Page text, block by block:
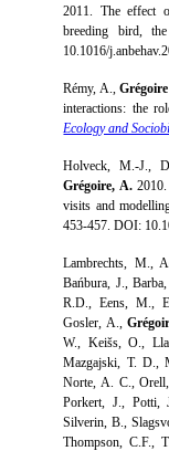
2011. The effect
breeding bird,
10.1016/
Rémy, A.,
interactions: the
Ecology and
Holveck, M.-J.,
Grégoire, A.2010.
visits and
453-457. DOI:
Lambrechts, M.,
Bańbura, J.,
R.D., Eens, M.,
Gosler, A.,
W., Keišs, O.,
Mazgajski, T. D.,
Norte, A. C.,
Porkert, J., Potti,
Silverin, B.,
Thompson, C.F.,